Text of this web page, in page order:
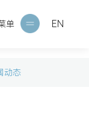
单 EN
动态